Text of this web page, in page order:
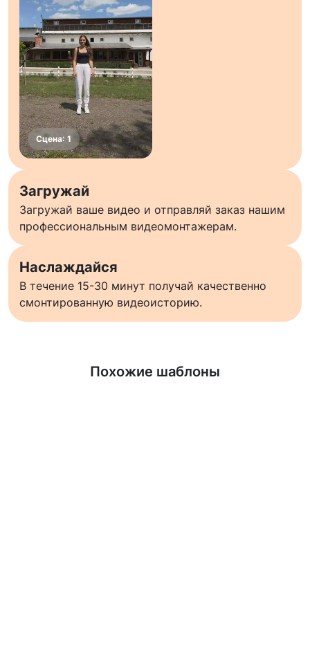
Загружай
Загружай ваше видео и отправляй заказ нашим
профессиональным видеомонтажерам.
Наслаждайся
В течение 15-30 минут получай качественно
смонтированную видеоисторию.
Похожие шаблоны
Узнать больше